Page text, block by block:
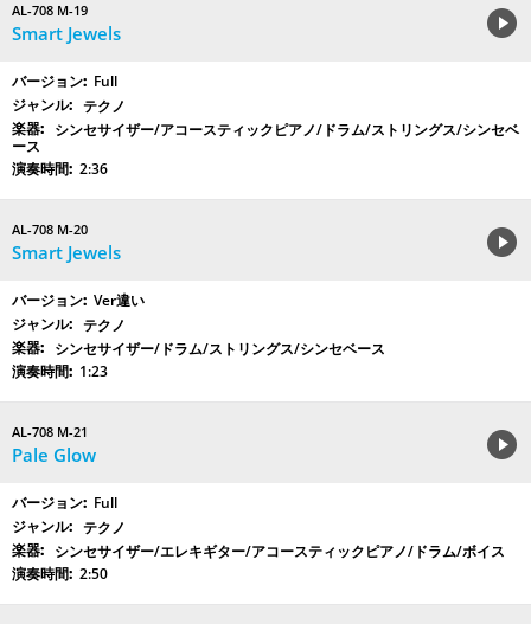
AL-708 M-19
Smart Jewels
Full
テクノ
シンセサイザー/アコースティックピアノ/ドラム/ストリングス/シンセベ
ース
2:36
AL-708 M-20
Smart Jewels
Ver違い
テクノ
シンセサイザー/ドラム/ストリングス/シンセベース
1:23
AL-708 M-21
Pale Glow
Full
テクノ
シンセサイザー/エレキギター/アコースティックピアノ/ドラム/ボイス
2:50